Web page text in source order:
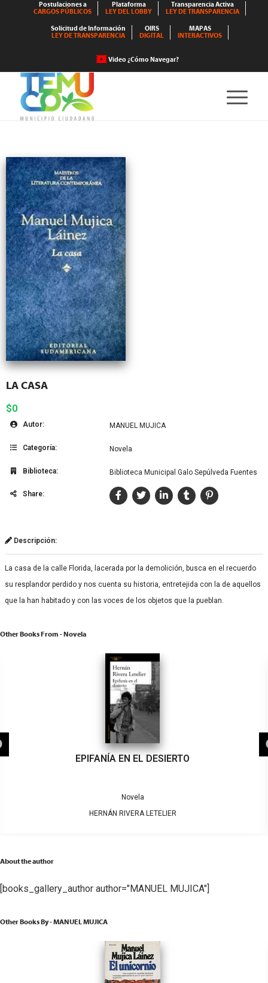
Postulaciones a
CARGOS PÚBLICOS
Plataforma
LEY DEL LOBBY
Transparencia Activa
LEY DE TRANSPARENCIA
Solicitud de Información
LEY DE TRANSPARENCIA
OIRS
DIGITAL
MAPAS
INTERACTIVOS
Video ¿Cómo Navegar?
LA CASA
$0
Autor: MANUEL MUJICA
Categoría: Novela
Biblioteca: Biblioteca Municipal Galo Sepúlveda Fuentes
Share:
Descripción:
La casa de la calle Florida, lacerada por la demolición, busca en el recuerdo
su resplandor perdido y nos cuenta su historia, entretejida con la de aquellos
que la han habitado y con las voces de los objetos que la pueblan.
Other Books From - Novela
EPIFANÍA EN EL DESIERTO
Novela
HERNÁN RIVERA LETELIER
About the author
[books_gallery_author author="MANUEL MUJICA"]
Other Books By - MANUEL MUJICA